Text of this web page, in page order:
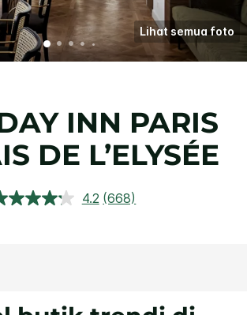
Lihat semua foto
INN PARIS
DE L’ELYSÉE
4.2 Baca
(668)